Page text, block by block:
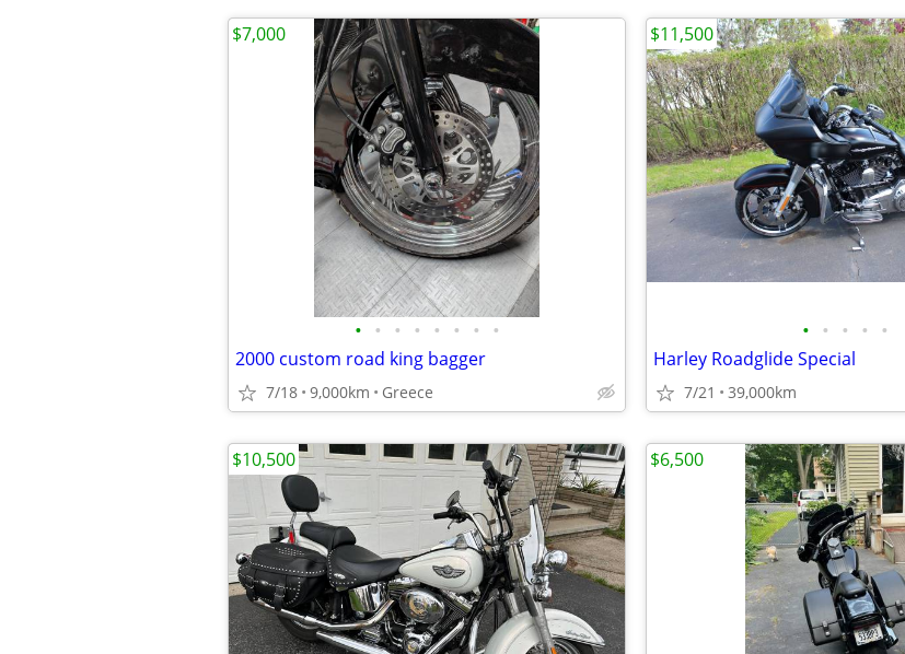
• • • • • • • •
2000 custom road king bagger
7/18 9,000km Greece
$7,000
• • • • •
Harley Roadglide Special
7/21 39,000km
$11,500
$10,500 $6,500